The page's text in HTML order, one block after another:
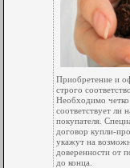
Приобретение и
строго
Необходимо четко
соответствует ли
покупателя.
договор купли-
укажут на
доверенности от
до конца.